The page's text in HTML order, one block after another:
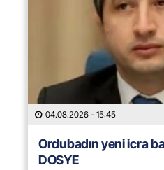
04.08.2026 - 15:45
Ordubadın yeni icra
DOSYE